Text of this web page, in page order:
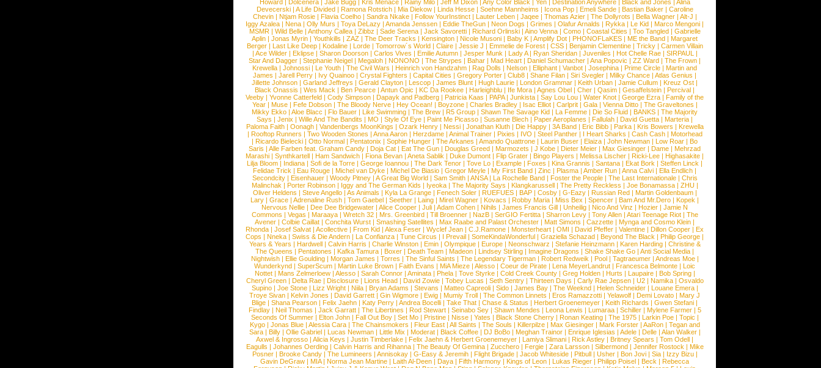
Howard| Dolcenera| Jake Bugg| Kris Menace| Rainy Milo| Jeff M Dixon| Any Color Black | Yen| Destination Anywhere| Black and Jones | Alina
Devecerski| A Life Divided| Ramona Rotstich| Mia Diekow| Linda Hesse| Soehne Mannheims | Icona Pop| Emeli Sande| Bastian Baker| Caroline
Chevin| Ntjam Rosie| Flavia Coelho| Sandra Nkake| Follow YourInstinct| Lauter Leben| Jaqee| Thomas Azier| The Dollyrots | Bella Wagner| Alt-J |
Iggy Azalea | Nena | Olly Murs | Toya DeLazy | Amanda Jenssen | Eddie TheGun | Neon Dogs | Grimes | Olafur Arnalds | Rykka | Le Kid | Marco Mengoni |
MSMR| Wild Belle| Anthony Callea| Zibbz | Sade Serena| Jack Savoretti| Richard Orlinski| Aino Venna| Como| Coastal Cities | Too Tangled| Gabrielle
Aplin | Jonas Myrin | Youthkills | ZAZ | The Deer Tracks | Kensington | Nicole Musoni | Baby K | Amplify Dot | PHONOFLaKES | ME the Band | Margaret
Berger| Last Like Deep| Kodaline| Lorde| Tomorrow´s World| Claire| Jessie J | Emmelie de Forest| CSS| Benjamin Clementine| Tricky| Carmen Villain
| Ace Wilder| Eklipse| Sharon Doorson| Carlos Vives | Emilie Autumn| Jesper Munk | Lady A| Ryan Sheridan| Juveniles | Hot Chelle Rae| SIRPAUL
|
Star And Dagger | Stephanie Neigel | Megaloh | NONONO | The Strypes | Bahar | Mad Heart | Daniel Schumacher | Ana Popovic | ZZ Ward | The Frown |
Krewella | Johnossi | Le Youth | The Civil Wars | Heinrich von Handzahm | Rag Dolls | Nelson | Elliphant | Vanbot | Josephina | Prime Circle | Martin and
James | Jarell Perry | Ivy Quainoo | Crystal Fighters | Capital Cities | Gregory Porter | Club8 | Shane Filan | Siri Svegler | Milky Chance | Atlas Genius |
Jillette Johnson | Garland Jeffreys | Gerald Clayton | Lescop | James Blunt | Hugh Laurie | London Grammar | Keith Urban | Jamie Cullum | Kreuz Ost |
Black Onassis | Wes Mack | Ben Pearce | Antun Opic | KC Da Rookee | Harleighblu | Ife Mora | Agnes Obel | Cher | Qasim | Gesaffelstein | Percival |
Veeby | Yvonne Catterfeld | Cody Simpson | Dapayk and Padberg | Patricia Kaas | PAPA| Junkista | Say Lou Lou | Water Knot | George Ezra | Family of the
Year| Muse| Fefe Dobson| The Bloody Nerve| Hey Ocean! | Boyzone| Charles Bradley| Isac Elliot| Carlprit| Gala| Vienna Ditto| The Graveltones |
Mikky Ekko | Aloe Blacc | Flo Bauer | Like Swimming | The Brew | R5 Group | Shawn The Savage Kid | La Femme | Die So Fluid | BANKS | The Majority
Says | Jenix | Wille And The Bandits | MO | Style Of Eye | Paint Me Picasso | Susanne Blech | Paper Aeroplanes | Fallulah | David Guetta | Marteria |
Paloma Faith| Oonagh| Vandenbergs MoonKings | Ozark Henry| Nessi| Jonathan Kluth| Die Happy| 3A Band| Eric Bibb| Parka| Kris Bowers | Krewella
| Rooftop Runners | Two Wooden Stones | Anna Aaron| Herzdame| Animal Trainer| Pixies | IVO | Steel Panther| I Heart Sharks | Cash Cash| Motorhead
| Ricardo Bielecki | Otto Normal | Pentatonix | Sophie Hunger | The Arkanes | Amando Quattrone | Laurin Buser | Elaiza | John Newman | Low Roar | Bo
Saris | Alle Farben feat. Graham Candy | Doja Cat | Eat The Gun | Douglas Greed | Marmozets | J Kobe | Dieter Meier | Max Giesinger | Dame | Mehrzad
Marashi | Synthkartell | Ham Sandwich | Fiona Bevan | Aneta Sablik | Duke Dumont | Flip Grater | Bingo Players | Melissa Lischer | Ricki-Lee | Highasakite |
Lilja Bloom | Indiana | Sofi de la Torre | George Ioannou | The Dark Tenor | Tove Lo | Example | Foxes | Kina Grannis | Santana | Ekat Bork | Steffen Linck |
Felidae Trick | Eau Rouge | Michel van Dyke | Michel De Biasio | Gregor Meyle | My First Band | Zinc | Plasma | Amber Run | Anna Calvi | Ella Endlich |
Secondcity| Eisenhauer| Woody Pitney| A Great Big World| Sam Smith| ANSA| La Rochelle Band| Foster the People| The Last Internationale| Chris
Malinchak | Porter Robinson| Iggy and The German Kids | Iyeoka| The Majority Says | Klangkarussell| The Pretty Reckless | Joe Bonamassa| ZHU|
Oliver Heldens | Steve Angello| As Animals | Kyla La Grange| Fenech Soler| RUEFUES| BAP| Cosby| G-Eazy| Russian Red| Martin Goldenbaum|
Lary | Grace | Adrenaline Rush | Tom Gaebel | Seether | Laing | Mirel Wagner | Kovacs | Robby Maria | Miss Bex | Spencer | Bam And Mr.Dero | Kopek |
Nervous Nellie | Dee Dee Bridgewater | Alice Cooper | Juli | Adam Cohen | Nihils | James Francis Gill | Unheilig | Nico And Vinz | Hozier | Jamie N
Commons | Vegas | Maraaya| Wretch 32| Mrs. Greenbird| Till Broenner| NazB| SerGIO Fertitta| Sharron Levy| Tony Allen| Atari Teenage Riot| The
Avener | Colbie Caillat | Conchita Wurst | Smashing Satellites | Max Raabe and Palast Orchester | Matt Simons | Cazzette | Mynga and Cosmo Klein |
Rhonda | Josef Salvat | Acollective | From Kid | Alexa Feser | Wyclef Jean | C.J.Ramone | Monsterheart | OMI | David Pfeffer | Valentine | Dillon Cooper | Ex
Cops | Nneka | Swiss & Die Andern | La Confianza | Tune Circus | I Prevail | SomeKindaWonderful | Graziella Schazad | Beyond The Black | Philip George |
Years & Years | Hardwell| Calvin Harris | Charlie Winston| Emin| Olympique| Europe| Neonschwarz | Stefanie Heinzmann| Karen Harding| Christine &
The Queens | Pentatones | Kafka Tamura | Boxer | Death Team | Madeon | Lindsey Stirling | Imagine Dragons | Shake Shake Go | Anti Social Media |
Nightwish| Ellie Goulding| Morgan James | Torres | The Sinful Saints | The Legendary Tigerman| Robert Redweik | Pool| Tagtraeumer| Andreas Moe|
Wunderkynd | SuperScum | Martin Luke Brown | Faith Evans | MiA Mieze | Alesso | Coeur de Pirate | Lena MeyerLandrut | Francesca Belmonte | Loic
Nottet| Mans Zelmerloew| Alesso| Sarah Connor| Aminata| Phela| Tove Styrke| Cold Creek County| Greg Holden| Hurts | Laupaire| Bob Spring|
Cheryl Green| Delta Rae| Disclosure| Lions Head| David Zowie| Tobey Lucas | Seth Sentry| Thirteen Days | Carly Rae Jepsen| U2| Namika| Osvaldo
Supino| Joe Stone| Lizz Wright| Niila| Bryan Adams | Stevans | Matteo Capreoli| Sido| James Bay| The Weeknd| Helen Schneider| Louane Emera|
Troye Sivan | Kelvin Jones | David Garrett | Gin Wigmore | Ewig | Mumiy Troll | The Common Linnets | Eros Ramazzotti | Yelawolf | Demi Lovato | Mary J
Blige | Shana Pearson | Felix Jaehn | Katy Perry | Andrea Bocelli | Take That | Chase & Status | Herbert Groenemeyer | Keith Richards | Gwen Stefani |
Findlay| Neil Thomas | Jack Garratt| The Libertines | Rod Stewart| Seinabo Sey| Shawn Mendes | Leona Lewis | Lumaraa| Schiller| Mylene Farmer| 5
Seconds Of Summer| Elton John| Fall Out Boy| Set Mo| Pristine| Nisse| Yates | Black Stone Cherry| Ronan Keating| The 1975| Larkin Poe| Topic |
Kygo| Jonas Blue| Alessia Cara| The Chainsmokers | Fleur East| All Saints | The Souls | Killerpilze| Max Giesinger| Mark Forster| AaRon| Tegan and
Sara| Billy| Ollie Gabriel| Lucas Newman| Little Mix | Moderat| Black Coffee| DJ BoBo| Meghan Trainor| Enrique Iglesias | Adele| Delle| Alan Walker|
Axwel & Ingrosso | Alicia Keys | Justin Timberlake | Felix Jaehn & Herbert Groenemeyer | Lamiya Slimani | Rick Astley | Britney Spears | Tom Odell |
Eagulls | Johannes Oerding| Calvin Harris and Rihanna| The Beauty Of Gemina| Zucchero| Fergie| Zara Larsson| Silbermond| Jennifer Rostock | Mike
Posner| Brooke Candy| The Lumineers | Annisokay| G-Easy & Jeremih| Flight Brigade| Jacob Whiteside| Pitbull| Usher| Bon Jovi| Sia| Izzy Bizu|
Gavin DeGraw | MIA| Norma Jean Martine | Laith Al-Deen | Daya | Fifth Harmony | Kings of Leon | Lukas Rieger | Philipp Poisel | Beck | Rebecca